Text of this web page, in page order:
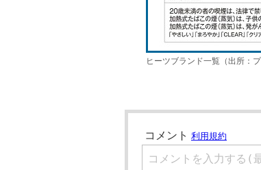
ヒーツブランド一覧（出所：プ